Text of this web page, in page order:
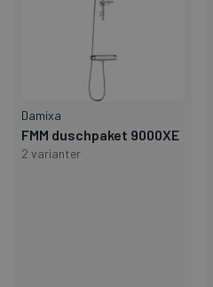
Damixa
FMM duschpaket 9000XE
2 varianter